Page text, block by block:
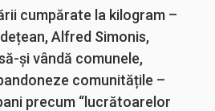
cumpărate la kilogram –
Alfred Simonis,
și vândă comunele,
comunitățile –
precum “lucrătoarelor